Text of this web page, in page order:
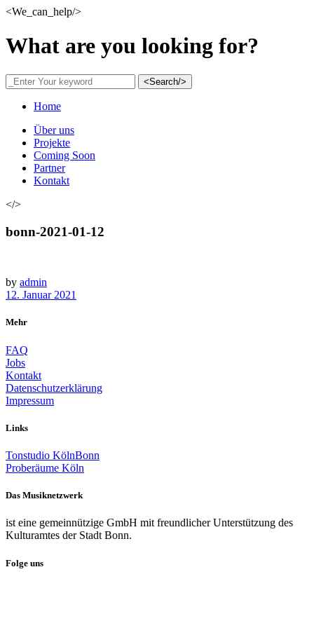
<We_can_help/>
What are you looking for?
<Search/>
Home
Über uns
Projekte
Coming Soon
Partner
Kontakt
</>
bonn-2021-01-12
by admin
12. Januar 2021
Mehr
FAQ
Jobs
Kontakt
Datenschutzerklärung
Impressum
Links
Tonstudio KölnBonn
Proberäume Köln
Das Musiknetzwerk
ist eine gemeinnützige GmbH mit freundlicher Unterstützung des
Kulturamtes der Stadt Bonn.
Folge uns